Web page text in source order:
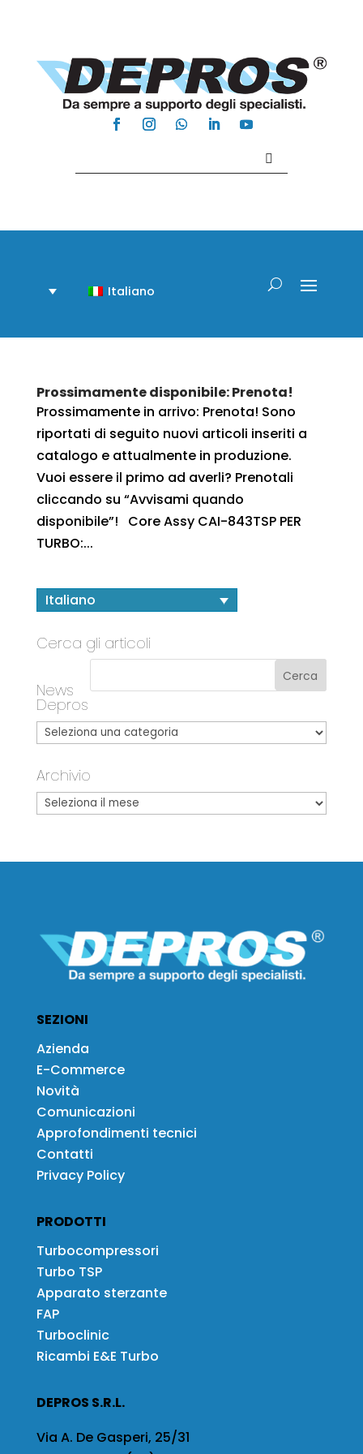
Italiano
Prossimamente disponibile: Prenota!
Prossimamente in arrivo: Prenota! Sono
riportati di seguito nuovi articoli inseriti a
catalogo e attualmente in produzione.
Vuoi essere il primo ad averli? Prenotali
cliccando su “Avvisami quando
disponibile”! Core Assy CAI-843TSP PER
TURBO:...
Italiano
Cerca gli articoli
News
Depros
Archivio
SEZIONI
Azienda
E-Commerce
Novità
Comunicazioni
Approfondimenti tecnici
Contatti
Privacy Policy
PRODOTTI
Turbocompressori
Turbo TSP
Apparato sterzante
FAP
Turboclinic
Ricambi E&E Turbo
DEPROS S.R.L.
Via A. De Gasperi, 25/31